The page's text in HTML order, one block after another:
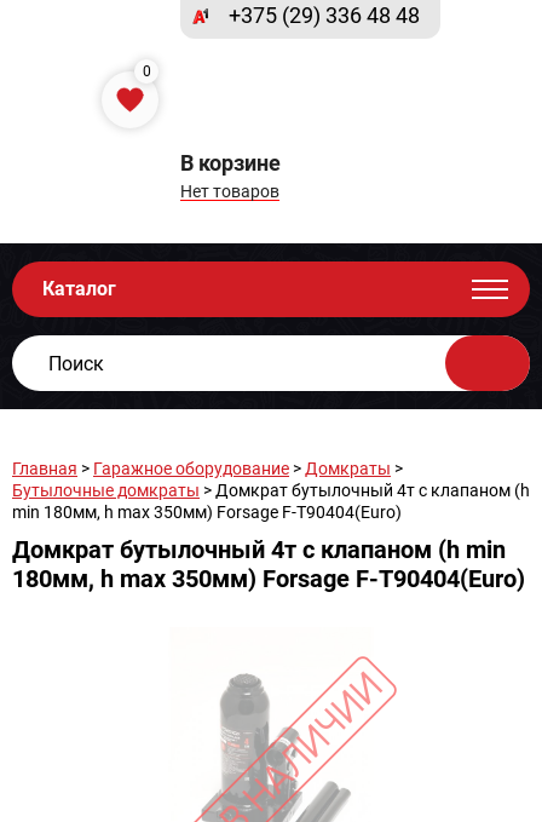
+375 (29) 336 48 48
0
В корзине
Нет товаров
Каталог
Главная > Гаражное оборудование > Домкраты >
Бутылочные домкраты > Домкрат бутылочный 4т с клапаном (h
min 180мм, h max 350мм) Forsage F-T90404(Euro)
Домкрат бутылочный 4т с клапаном (h min
180мм, h max 350мм) Forsage F-T90404(Euro)